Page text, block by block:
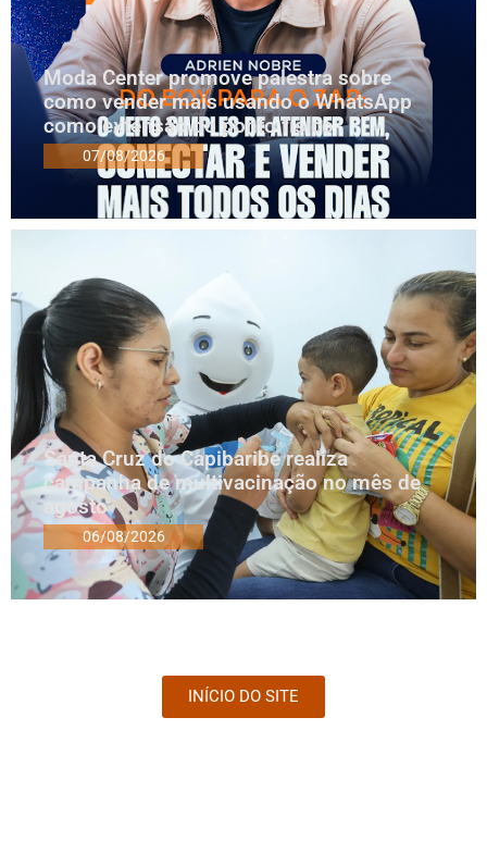
Moda Center promove palestra sobre
como vender mais usando o WhatsApp
como extensão do ponto físico
07/08/2026
Santa Cruz do Capibaribe realiza
campanha de multivacinação no mês de
agosto
06/08/2026
INÍCIO DO SITE